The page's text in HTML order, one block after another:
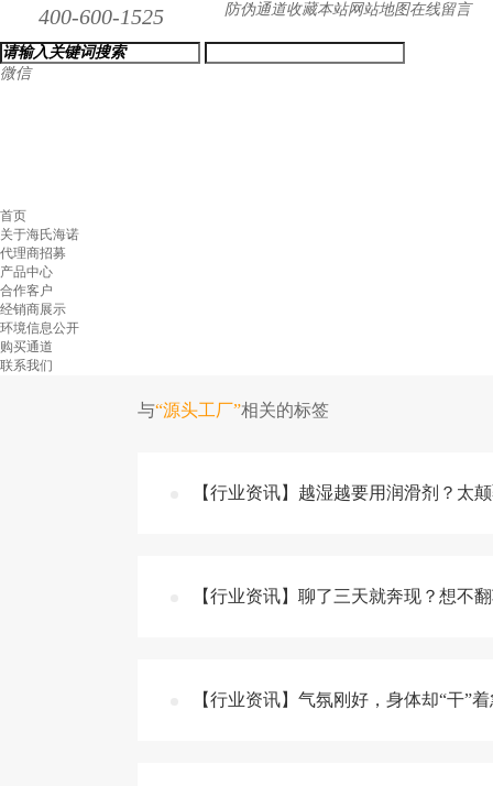
400-600-1525 防伪通道收藏本站网站地图在线留言
微信
首页
关于海氏海诺
代理商招募
产品中心
合作客户
经销商展示
环境信息公开
购买通道
联系我们
与“源头工厂”相关的标签
【行业资讯】越湿越要用润滑剂？
【行业资讯】聊了三天就奔现？想不
【行业资讯】气氛刚好，身体却“干”